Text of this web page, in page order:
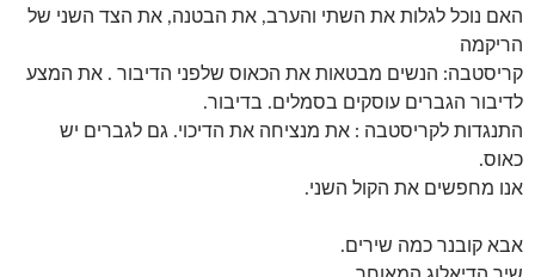
האם נוכל לגלות את השתי והערב, את הבטנה, את הצד השני של
הריקמה
קריסטבה: הנשים מבטאות את הכאוס שלפני הדיבור . את המצע
לדיבור הגברים עוסקים בסמלים. בדיבור.
התנגדות לקריסטבה : את מנציחה את הדיכוי. גם לגברים יש
כאוס.
אנו מחפשים את הקול השני.
אבא קובנר כמה שירים.